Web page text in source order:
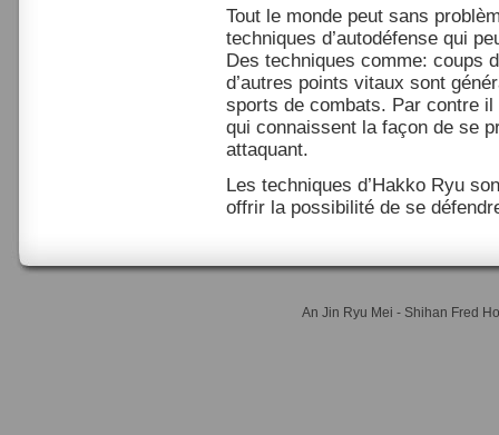
Tout le monde peut sans
techniques d’autodéfense qui
Des techniques comme: coups
d’autres points vitaux sont
sports de combats. Par contre il
qui connaissent la façon de se
attaquant.
Les techniques d’Hakko Ryu
offrir la possibilité de se
An Jin Ryu Mei - Shihan Fred